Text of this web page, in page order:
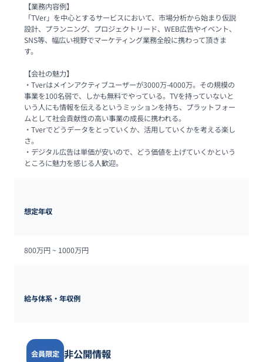
【業務内容例】
「TVer」を中心とするサービスにおいて、市場分析から始まり仮説
設計、プランニング、プロジェクトリード、WEB広告やイベント、
SNS等、幅広い視野でマーケティング業務全般に携わって頂きま
す。
【会社の魅力】
・Tverはメインアクティブユーザーが3000万-4000万。その規模の
事業を100名弱で、しかも無料でやっている。TVを持っていないと
いう人にも情報を伝えるというミッションを持ち、プラットフォー
ムとして社会貢献性の高い事業の成長に携われる。
・Tverでどうデータをとっていくか、活用していくかを考える楽し
さ。
・デジタル広告は単価が安いので、どう価値を上げていくかという
ところに魅力を感じる人歓迎。
想定年収
800万円 ~ 1000万円
給与体系・年収例
会員限定 非公開情報